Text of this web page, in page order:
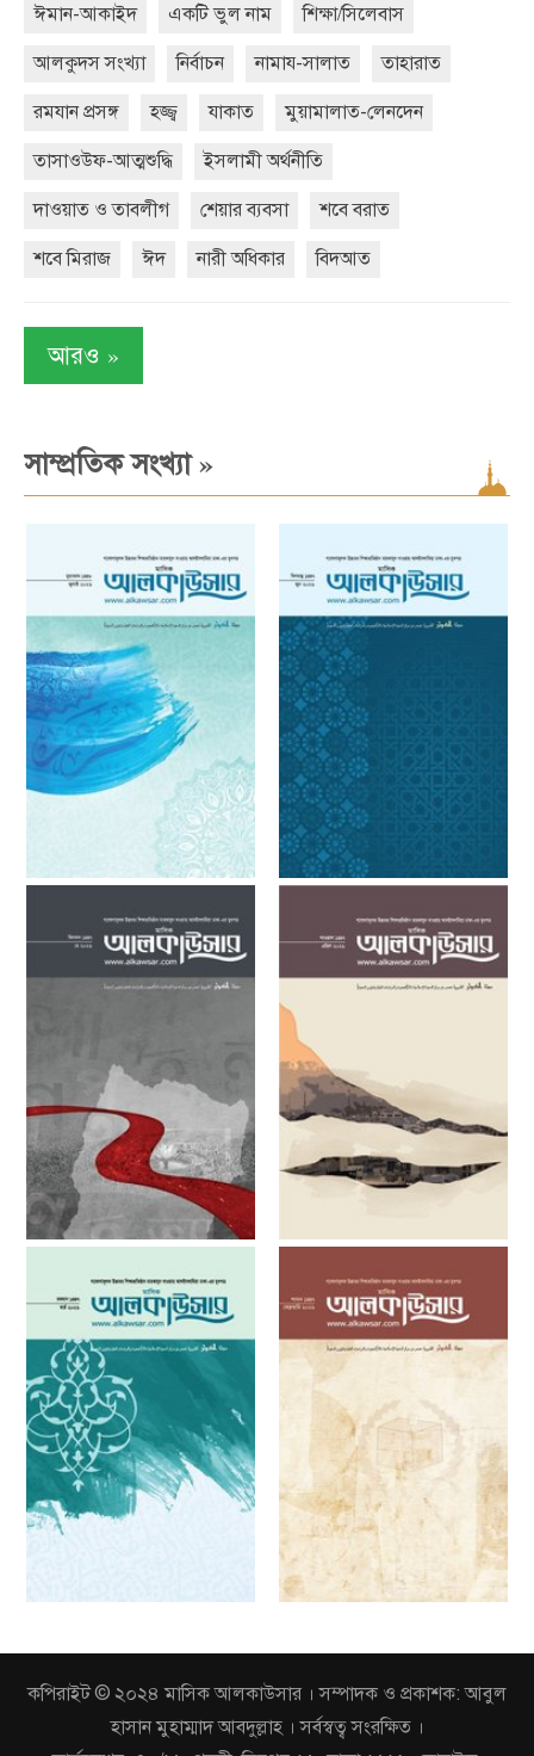
ঈমান-আকাইদ একটি ভুল নাম শিক্ষা/সিলেবাস
আলকুদস সংখ্যা নির্বাচন নামায-সালাত তাহারাত
রমযান প্রসঙ্গ হজ্জ্ব যাকাত মুয়ামালাত-লেনদেন
তাসাওউফ-আত্মশুদ্ধি ইসলামী অর্থনীতি
দাওয়াত ও তাবলীগ শেয়ার ব্যবসা শবে বরাত
শবে মিরাজ ঈদ নারী অধিকার বিদআত
আরও »
সাম্প্রতিক সংখ্যা»
কপিরাইট © ২০২৪ মাসিক আলকাউসার । সম্পাদক ও প্রকাশক: আবুল
হাসান মুহাম্মাদ আবদুল্লাহ । সর্বস্বত্ব সংরক্ষিত ।